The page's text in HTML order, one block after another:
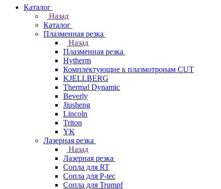
Каталог
Назад
Каталог
Плазменная резка
Назад
Плазменная резка
Hytherm
Комплектующие к плазмотронам CUT
KJELLBERG
Thermal Dynamic
Beverly
Jiusheng
Lincoln
Triton
YK
Лазерная резка
Назад
Лазерная резка
Сопла для RT
Сопла для P-tec
Сопла для Trumpf